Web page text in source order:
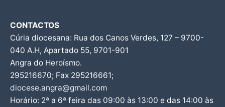
CONTACTOS
Cúria diocesana: Rua dos Canos Verdes, 127 – 9700-
040 A.H, Apartado 55, 9701-901
Angra do Heroísmo.
295216670; Fax 295216661;
diocese.angra@gmail.com
Horário: 2ª a 6ª feira das 09:00 às 13:00 e das 14:00 às